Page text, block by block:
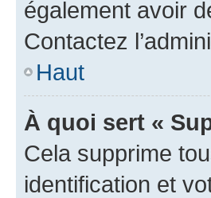
également avoir
Contactez
Haut
À quoi sert «
Cela supprime
identification et